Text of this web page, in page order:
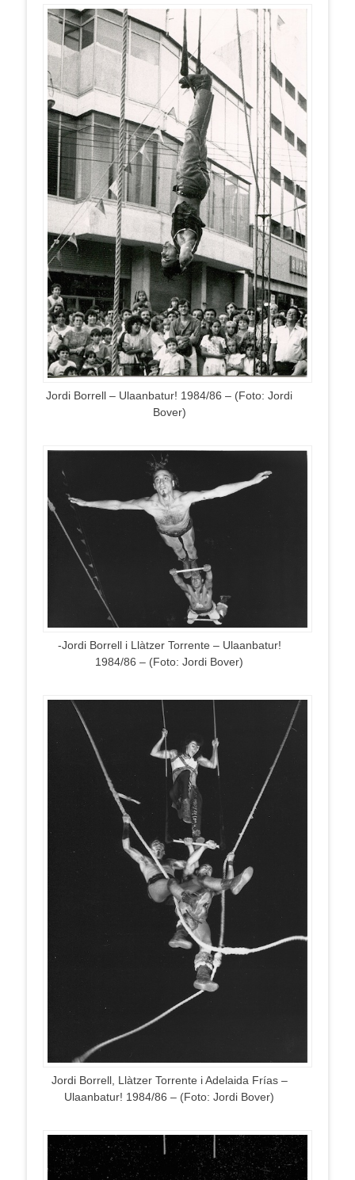
Jordi Borrell – Ulaanbatur! 1984/86 – (Foto: Jordi
Bover)
-Jordi Borrell i Llàtzer Torrente – Ulaanbatur!
1984/86 – (Foto: Jordi Bover)
Jordi Borrell, Llàtzer Torrente i Adelaida Frías –
Ulaanbatur! 1984/86 – (Foto: Jordi Bover)